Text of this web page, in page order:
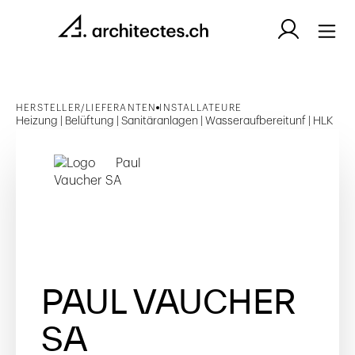
HERSTELLER/LIEFERANTEN INSTALLATEURE
Heizung | Belüftung | Sanitäranlagen | Wasseraufbereitunf | HLK
PAUL VAUCHER
SA